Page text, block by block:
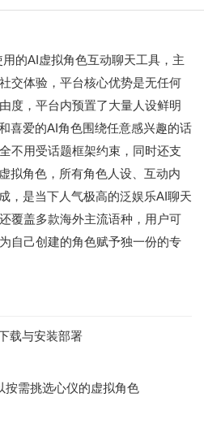
的AI虚拟角色互动聊天工具，主
交体验，平台核心优势是无任何
度，平台内预置了大量人设鲜明
喜爱的AI角色围绕任意感兴趣的话
不用受话题框架约束，同时还支
拟角色，所有角色人设、互动内
，是当下人气极高的泛娱乐AI聊天
覆盖多款海外主流语种，用户可
自己创建的角色赋予独一份的专
载与安装部署
按需挑选心仪的虚拟角色